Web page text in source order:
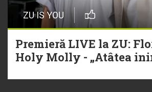
ZU IS YOU
Premieră LIVE la ZU:
Holy Molly - „Atâtea